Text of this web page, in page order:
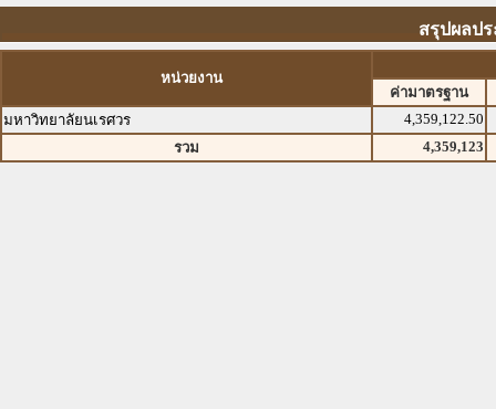
สรุปผลป
หน่วยงาน
ค่ามาตรฐาน
มหาวิทยาลัยนเรศวร
4,359,122.50
รวม
4,359,123